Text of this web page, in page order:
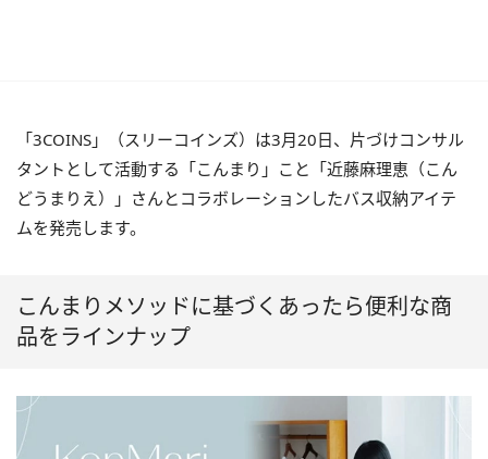
「3COINS」（スリーコインズ）は3月20日、片づけコンサル
タントとして活動する「こんまり」こと「近藤麻理恵（こん
どうまりえ）」さんとコラボレーションしたバス収納アイテ
ムを発売します。
こんまりメソッドに基づくあったら便利な商
品をラインナップ